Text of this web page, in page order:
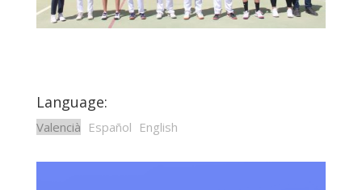
Language:
Valencià Español English